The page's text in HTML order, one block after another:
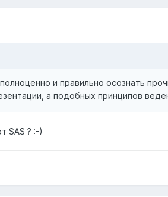
и правильно осознать
а подобных принципов
SAS ? :-)